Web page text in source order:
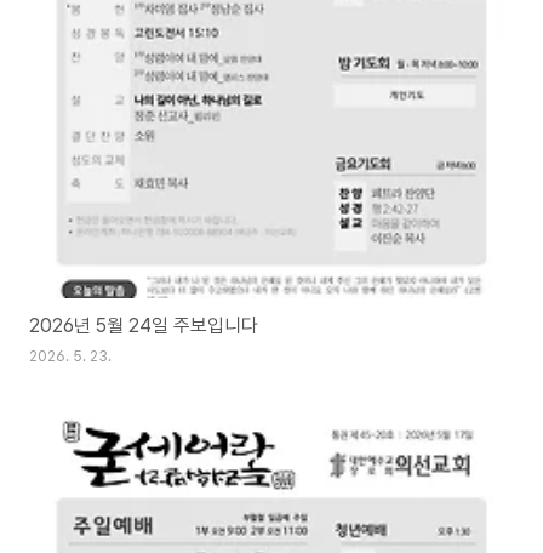
2026년 5월 24일 주보입니다
2026. 5. 23.